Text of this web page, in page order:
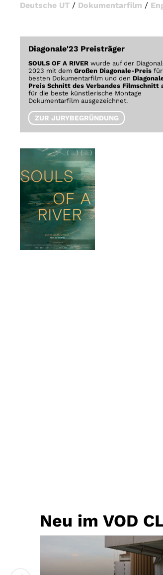
Deutsche UT / Dokumentarfilm /
Diagonale'23 Preisträger
SOULS OF A RIVER wurde auf der
2023 mit dem Großen Diagonale-Preis
besten Dokumentarfilm und den
Preis Schnitt des Verbandes Filmschnitt
für die beste künstlerische Montage
Dokumentarfilm ausgezeichnet.
ZUR JURYBEGRÜNDUNG
Neu im VOD